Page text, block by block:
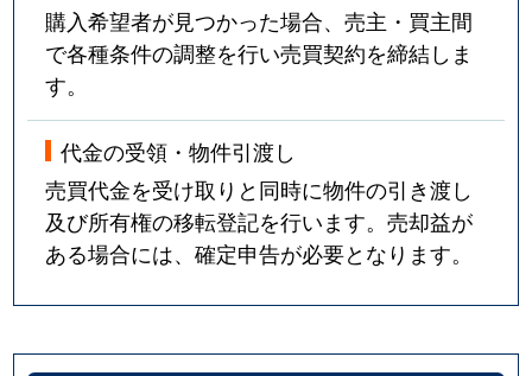
購入希望者が見つかった場合、売主・買主間
で各種条件の調整を行い売買契約を締結しま
す。
代金の受領・物件引渡し
売買代金を受け取りと同時に物件の引き渡し
及び所有権の移転登記を行います。売却益が
ある場合には、確定申告が必要となります。